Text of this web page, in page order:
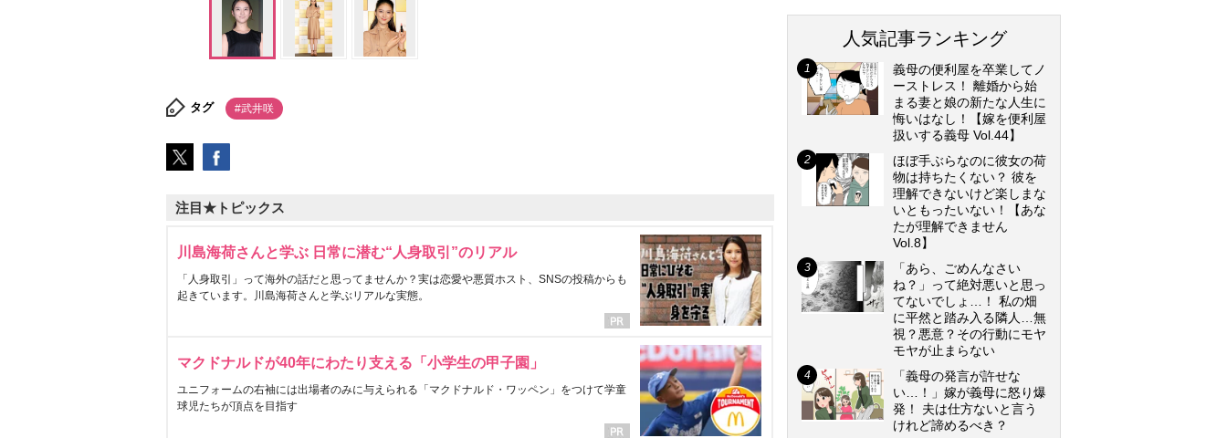
タグ #武井咲
注目★トピックス
川島海荷さんと学ぶ 日常に潜む“人身取引”のリアル
「人身取引」って海外の話だと思ってませんか？実は恋愛や悪質ホスト、SNSの投稿からも
起きています。川島海荷さんと学ぶリアルな実態。
マクドナルドが40年にわたり支える「小学生の甲子園」
ユニフォームの右袖には出場者のみに与えられる「マクドナルド・ワッペン」をつけて学童
球児たちが頂点を目指す
人気記事ランキング
義母の便利屋を卒業してノ
ーストレス！ 離婚から始
まる妻と娘の新たな人生に
悔いはなし！【嫁を便利屋
扱いする義母 Vol.44】
ほぼ手ぶらなのに彼女の荷
物は持ちたくない？ 彼を
理解できないけど楽しまな
いともったいない！【あな
たが理解できません
Vol.8】
「あら、ごめんなさい
ね？」って絶対悪いと思っ
てないでしょ…！ 私の畑
に平然と踏み入る隣人…無
視？悪意？その行動にモヤ
モヤが止まらない
「義母の発言が許せな
い…！」嫁が義母に怒り爆
発！ 夫は仕方ないと言う
けれど諦めるべき？